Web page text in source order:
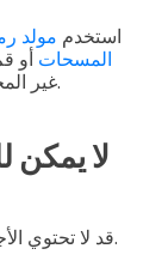
استخدم مولد
المسحات أو
غير المحدودة إذا كان الرمز جزءًا من حملة مستمرة.
لا يمكن
قد لا تحتوي الأجهزة الأخرى على دعم للمسح الضوئي مدمج.